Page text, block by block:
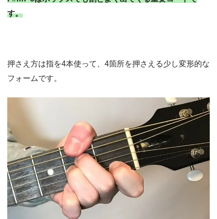
す。
押さえ方は指を4本使って、4箇所を押さえる少し変形的な
フォームです。